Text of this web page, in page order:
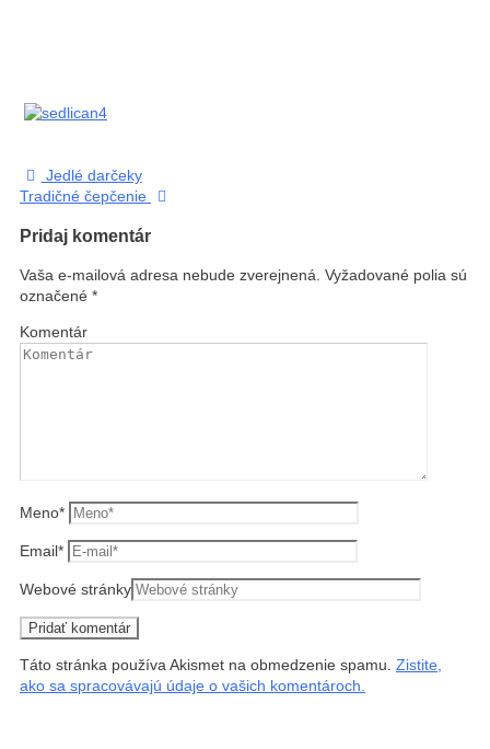
Jedlé darčeky
Tradičné čepčenie
Pridaj komentár
Vaša e-mailová adresa nebude zverejnená. Vyžadované polia sú
označené *
Komentár
Meno*
Email*
Webové stránky
Táto stránka používa Akismet na obmedzenie spamu. Zistite,
ako sa spracovávajú údaje o vašich komentároch.